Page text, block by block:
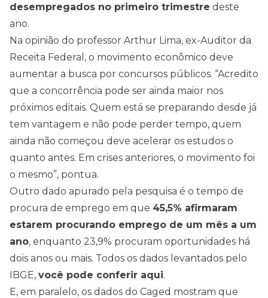
desempregados no primeiro trimestre deste
ano.
Na opinião do professor Arthur Lima, ex-Auditor da
Receita Federal, o movimento econômico deve
aumentar a busca por concursos públicos. “Acredito
que a concorrência pode ser ainda maior nos
próximos editais. Quem está se preparando desde já
tem vantagem e não pode perder tempo, quem
ainda não começou deve acelerar os estudos o
quanto antes. Em crises anteriores, o movimento foi
o mesmo”, pontua.
Outro dado apurado pela pesquisa é o tempo de
procura de emprego em que 45,5% afirmaram
estarem procurando emprego de um mês a um
ano, enquanto 23,9% procuram oportunidades há
dois anos ou mais. Todos os dados levantados pelo
IBGE, você pode conferir aqui.
E, em paralelo, os dados do Caged mostram que